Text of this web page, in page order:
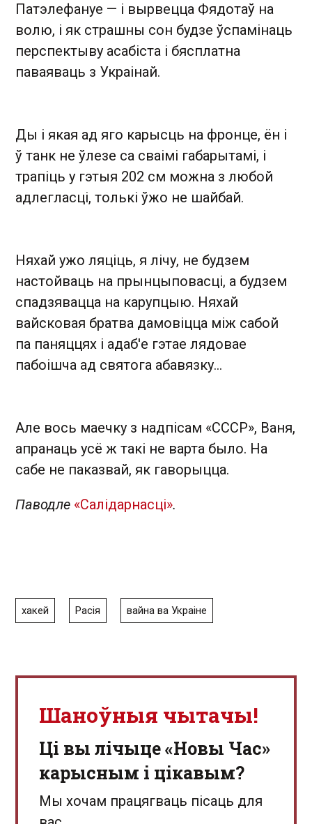
Патэлефануе — і вырвецца Фядотаў на
волю, і як страшны сон будзе ўспамінаць
перспектыву асабіста і бясплатна
паваяваць з Украінай.
Ды і якая ад яго карысць на фронце, ён і
ў танк не ўлезе са сваімі габарытамі, і
трапіць у гэтыя 202 см можна з любой
адлегласці, толькі ўжо не шайбай.
Няхай ужо ляціць, я лічу, не будзем
настойваць на прынцыповасці, а будзем
спадзявацца на карупцыю. Няхай
вайсковая братва дамовіцца між сабой
па паняццях і адаб'е гэтае лядовае
пабоішча ад святога абавязку...
Але вось маечку з надпісам «СССР», Ваня,
апранаць усё ж такі не варта было. На
сабе не паказвай, як гаворыцца.
Паводле «Салідарнасці».
хакей Расія вайна ва Украіне
Шаноўныя чытачы!
Ці вы лічыце «Новы Час»
карысным і цікавым?
Мы хочам працягваць пісаць для